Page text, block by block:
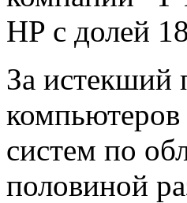
HP с долей
За истекший
компьютеров
систем по
половиной